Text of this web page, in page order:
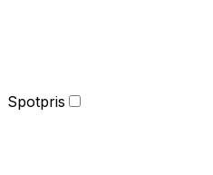
Spotpris